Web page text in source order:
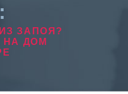
ЗАПОЯ?
НА ДОМ